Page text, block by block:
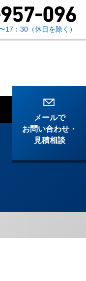
17：30（休日を除く）
メールで
お問い合わせ ・
見積相談